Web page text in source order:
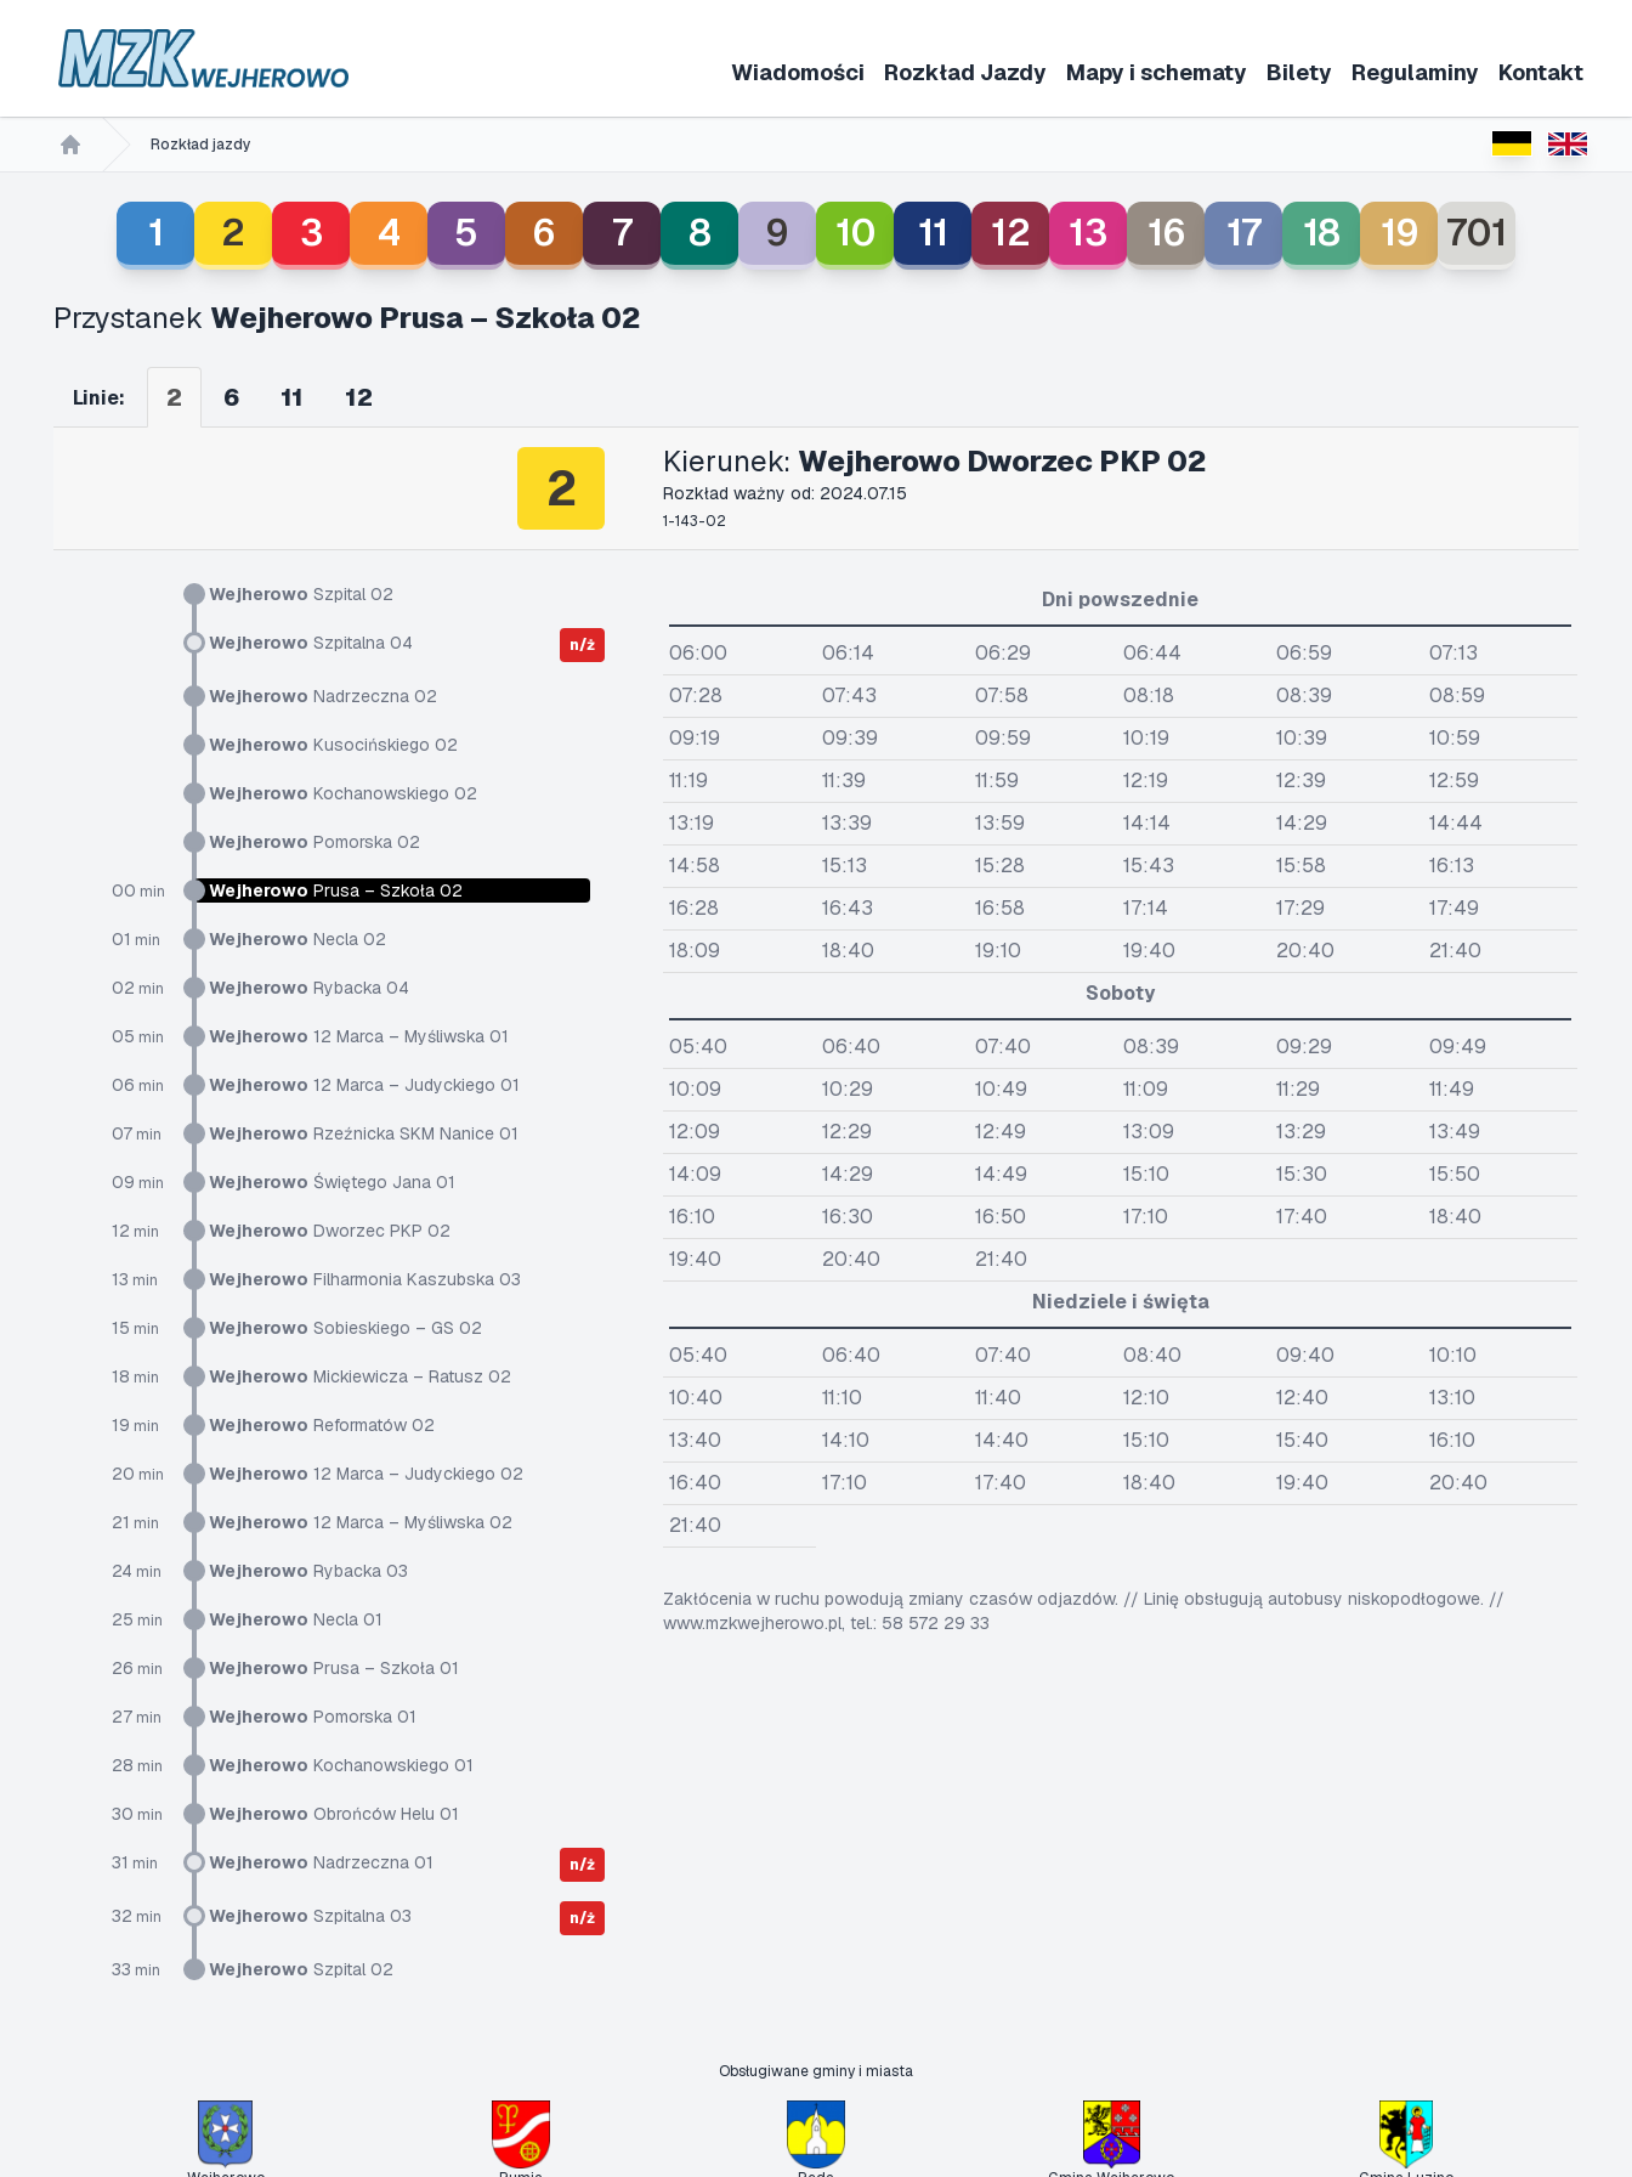
Wiadomości Rozkład Jazdy Mapy i schematy Bilety Regulaminy Kontakt
Rozkład jazdy
1 2 3 4 5 6 7 8 9 10 11 12 13 16 17 18 19 701
Przystanek Wejherowo Prusa – Szkoła 02
Linie: 2 6 11 12
2 Kierunek: Wejherowo Dworzec PKP 02
Rozkład ważny od: 2024.07.15
1-143-02
Wejherowo Szpital 02
Wejherowo Szpitalna 04 n/ż
Wejherowo Nadrzeczna 02
Wejherowo Kusocińskiego 02
Wejherowo Kochanowskiego 02
Wejherowo Pomorska 02
00 min Wejherowo Prusa – Szkoła 02
01 min Wejherowo Necla 02
02 min Wejherowo Rybacka 04
05 min Wejherowo 12 Marca – Myśliwska 01
06 min Wejherowo 12 Marca – Judyckiego 01
07 min Wejherowo Rzeźnicka SKM Nanice 01
09 min Wejherowo Świętego Jana 01
12 min Wejherowo Dworzec PKP 02
13 min Wejherowo Filharmonia Kaszubska 03
15 min Wejherowo Sobieskiego – GS 02
18 min Wejherowo Mickiewicza – Ratusz 02
19 min Wejherowo Reformatów 02
20 min Wejherowo 12 Marca – Judyckiego 02
21 min Wejherowo 12 Marca – Myśliwska 02
24 min Wejherowo Rybacka 03
25 min Wejherowo Necla 01
26 min Wejherowo Prusa – Szkoła 01
27 min Wejherowo Pomorska 01
28 min Wejherowo Kochanowskiego 01
30 min Wejherowo Obrońców Helu 01
31 min Wejherowo Nadrzeczna 01 n/ż
32 min Wejherowo Szpitalna 03 n/ż
33 min Wejherowo Szpital 02
Dni powszednie
06:00 06:14 06:29 06:44 06:59
07:13
07:28
07:43 07:58 08:18 08:39
08:59
09:19
09:39 09:59 10:19 10:39
10:59
11:19
11:39 11:59 12:19 12:39
12:59
13:19
13:39 13:59 14:14 14:29
14:44
14:58
15:13 15:28 15:43 15:58
16:13
16:28
16:43 16:58 17:14 17:29
17:49
18:09
18:40 19:10 19:40 20:40
21:40
Soboty
05:40 06:40 07:40 08:39 09:29
09:49
10:09
10:29 10:49 11:09 11:29
11:49
12:09
12:29 12:49 13:09 13:29
13:49
14:09
14:29 14:49 15:10 15:30
15:50
16:10
16:30 16:50 17:10 17:40
18:40
19:40
20:40
21:40
Niedziele i święta
05:40 06:40 07:40 08:40 09:40
10:10
10:40
11:10 11:40 12:10 12:40
13:10
13:40
14:10 14:40 15:10 15:40
16:10
16:40
17:10 17:40 18:40 19:40
20:40
21:40
Zakłócenia w ruchu powodują zmiany czasów odjazdów. // Linię obsługują autobusy niskopodłogowe. //
www.mzkwejherowo.pl, tel.: 58 572 29 33
Obsługiwane gminy i miasta